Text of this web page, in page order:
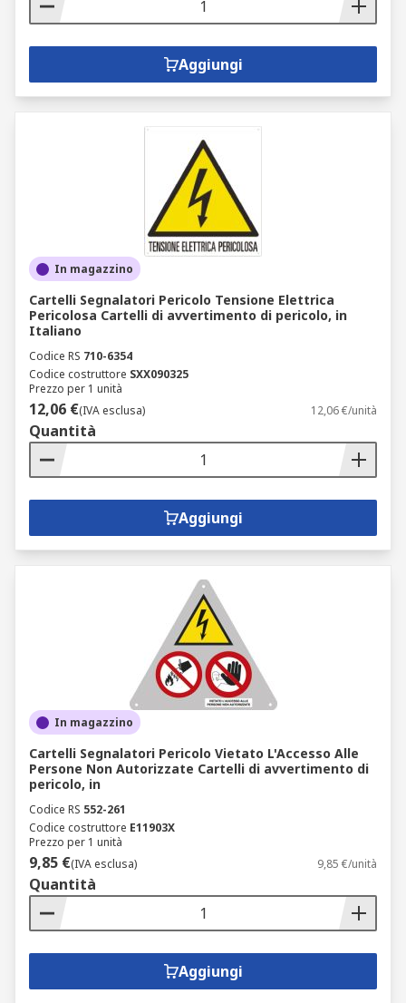
Aggiungi
In magazzino
Cartelli Segnalatori Pericolo Tensione Elettrica
Pericolosa Cartelli di avvertimento di pericolo, in
Italiano
Codice RS 710-6354
Codice costruttore SXX090325
Prezzo per 1 unità
12,06 €(IVA esclusa) 12,06 €/unità
Quantità
Aggiungi
In magazzino
Cartelli Segnalatori Pericolo Vietato L'Accesso Alle
Persone Non Autorizzate Cartelli di avvertimento di
pericolo, in
Codice RS 552-261
Codice costruttore E11903X
Prezzo per 1 unità
9,85 €(IVA esclusa) 9,85 €/unità
Quantità
Aggiungi